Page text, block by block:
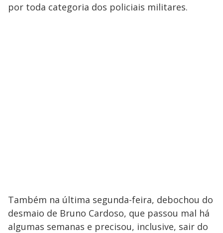
por toda categoria dos policiais militares.
Também na última segunda-feira, debochou do
desmaio de Bruno Cardoso, que passou mal há
algumas semanas e precisou, inclusive, sair do